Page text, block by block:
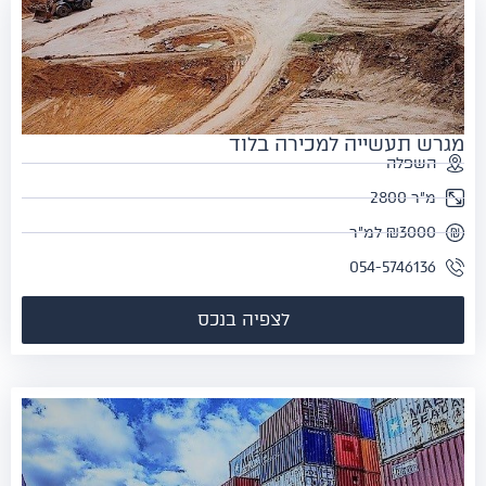
תעשייה למכירה בלוד
השפלה
מ"ר 2800
₪3000 למ"ר
054-5746136
לצפיה בנכס